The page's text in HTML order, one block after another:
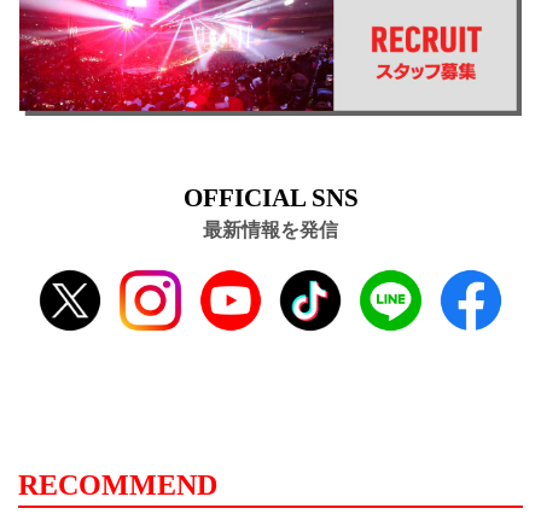
OFFICIAL SNS
最新情報を発信
RECOMMEND